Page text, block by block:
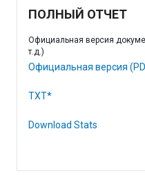
ПОЛНЫЙ ОТЧЕТ
Официальная версия
т.д.)
Официальная версия
TXT*
Download Stats